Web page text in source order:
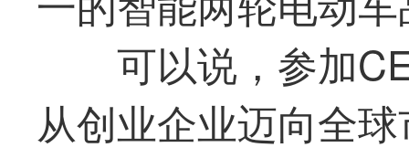
可以说，参加
从创业企业迈向全